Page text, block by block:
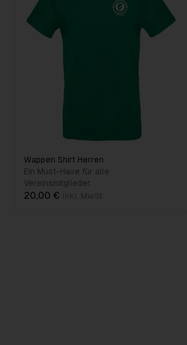
Wappen Shirt Herren
Ein Must-Have für alle
Vereinsmitglieder.
20,00 €